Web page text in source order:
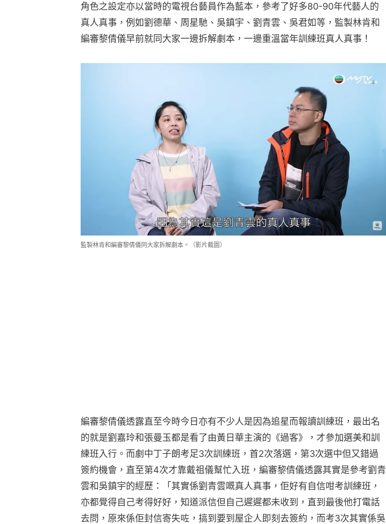
角色之設定亦以當時的電視台藝員作為藍本，參考了好多80-90年代藝人的
真人真事，例如劉德華、周星馳、吳鎮宇、劉青雲、吳君如等，監製林肯和
編審黎倩儀早前就同大家一邊拆解劇本，一邊重溫當年訓練班真人真事！
監製林肯和編審黎倩儀同大家拆解劇本。（影片截圖）
編審黎倩儀透露直至今時今日亦有不少人是因為追星而報讀訓練班，最出名
的就是劉嘉玲和張曼玉都是看了由黃日華主演的《過客》，才參加選美和訓
練班入行。而劇中丁子朗考足3次訓練班，首2次落選，第3次選中但又錯過
簽約機會，直至第4次才靠戴祖儀幫忙入班，編審黎倩儀透露其實是參考劉青
雲和吳鎮宇的經歷：「其實係劉青雲嘅真人真事，佢好有自信咁考訓練班，
亦都覺得自己考得好好，知道派信但自己遲遲都未收到，直到最後他打電話
去問，原來係佢封信寄失咗，搞到要到屋企人即刻去簽約，而考3次其實係吳